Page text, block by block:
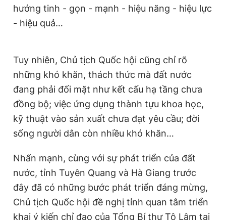
hướng tinh - gọn - mạnh - hiệu năng - hiệu lực
- hiệu quả…
Tuy nhiên, Chủ tịch Quốc hội cũng chỉ rõ
những khó khăn, thách thức mà đất nước
đang phải đối mặt như kết cấu hạ tầng chưa
đồng bộ; việc ứng dụng thành tựu khoa học,
kỹ thuật vào sản xuất chưa đạt yêu cầu; đời
sống người dân còn nhiều khó khăn…
Nhấn mạnh, cùng với sự phát triển của đất
nước, tỉnh Tuyên Quang và Hà Giang trước
đây đã có những bước phát triển đáng mừng,
Chủ tịch Quốc hội đề nghị tỉnh quan tâm triển
khai ý kiến chỉ đạo của Tổng Bí thư Tô Lâm tại